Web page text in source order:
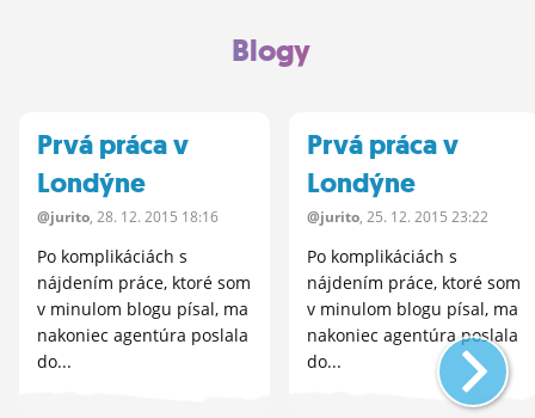
Blogy
Prvá práca v
Londýne
@jurito, 28. 12. 2015 18:16
Po komplikáciách s
nájdením práce, ktoré som
v minulom blogu písal, ma
nakoniec agentúra poslala
do...
Prvá práca v
Londýne
@jurito, 25. 12. 2015 23:22
Po komplikáciách s
nájdením práce, ktoré som
v minulom blogu písal, ma
nakoniec agentúra poslala
do...